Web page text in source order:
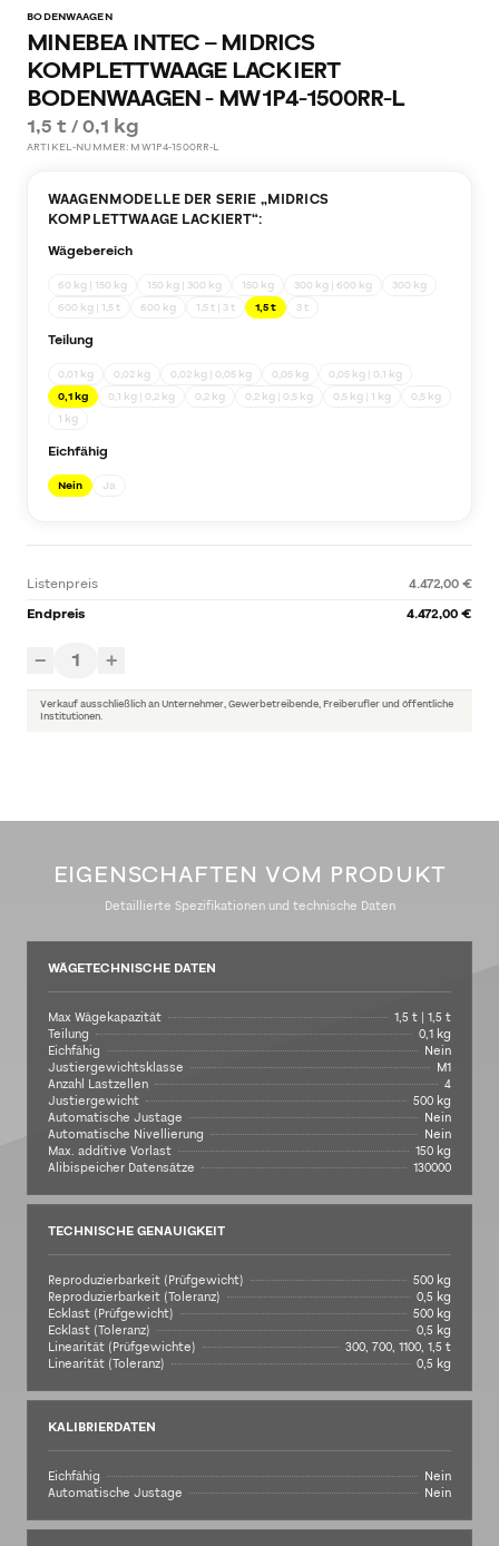
BODENWAAGEN
MINEBEA INTEC – MIDRICS
KOMPLETTWAAGE LACKIERT
BODENWAAGEN - MW1P4-1500RR-L
1,5 t / 0,1 kg
ARTIKEL-NUMMER: MW1P4-1500RR-L
WAAGENMODELLE DER SERIE „MIDRICS
KOMPLETTWAAGE LACKIERT“:
Wägebereich
60 kg | 150 kg 150 kg | 300 kg 150 kg 300 kg | 600 kg
300 kg
600 kg | 1,5 t
600 kg 1,5 t | 3 t 1,5 t 3 t
Teilung
0,01 kg 0,02 kg 0,02 kg | 0,05 kg 0,05 kg
0,05 kg | 0,1 kg
0,1 kg
0,1 kg | 0,2 kg 0,2 kg 0,2 kg | 0,5 kg 0,5 kg | 1 kg
0,5 kg
1 kg
Eichfähig
Nein Ja
Listenpreis
4.472,00 €
Endpreis
4.472,00 €
− 1 +
Verkauf ausschließlich an Unternehmer, Gewerbetreibende, Freiberufler und öffentliche
Institutionen.
EIGENSCHAFTEN VOM PRODUKT
Detaillierte Spezifikationen und technische Daten
WÄGETECHNISCHE DATEN
Max Wägekapazität
1,5 t | 1,5 t
Teilung
0,1 kg
Eichfähig
Nein
Justiergewichtsklasse
M1
Anzahl Lastzellen
4
Justiergewicht
500 kg
Automatische Justage
Nein
Automatische Nivellierung
Nein
Max. additive Vorlast
150 kg
Alibispeicher Datensätze
130000
TECHNISCHE GENAUIGKEIT
Reproduzierbarkeit (Prüfgewicht)
500 kg
Reproduzierbarkeit (Toleranz)
0,5 kg
Ecklast (Prüfgewicht)
500 kg
Ecklast (Toleranz)
0,5 kg
Linearität (Prüfgewichte)
300, 700, 1100, 1,5 t
Linearität (Toleranz)
0,5 kg
KALIBRIERDATEN
Eichfähig
Nein
Automatische Justage
Nein